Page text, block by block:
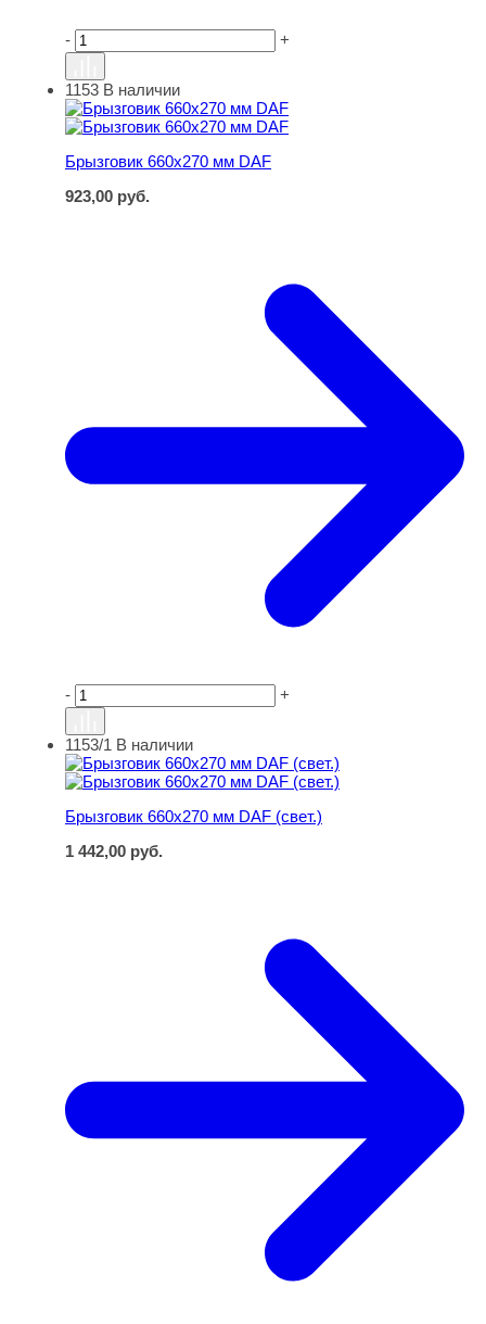
- +
Брызговик 660х270 мм DAF
1153 В наличии
Брызговик 660х270 мм DAF
923,00 руб.
- +
Брызговик 660х270 мм DAF (свет.)
1153/1 В наличии
Брызговик 660х270 мм DAF (свет.)
1 442,00 руб.